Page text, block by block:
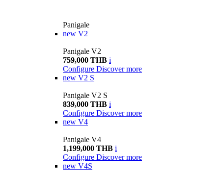
Panigale
new V2
Panigale V2
759,000 THB i
Configure Discover more
new V2 S
Panigale V2 S
839,000 THB i
Configure Discover more
new V4
Panigale V4
1,199,000 THB i
Configure Discover more
new V4S